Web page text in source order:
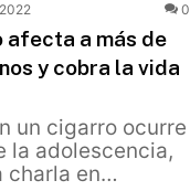
0
afecta a más de
y cobra la vida
un cigarro ocurre
la adolescencia,
charla en…